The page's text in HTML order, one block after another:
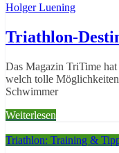
Holger Luening
Triathlon-
Das Magazin TriTime
welch tolle
Schwimmer
Weiterlesen
Triathlon: Training &